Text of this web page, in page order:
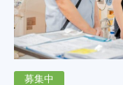
募集中